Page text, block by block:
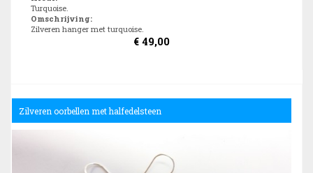
Turquoise.
Omschrijving:
Zilveren hanger met turquoise.
€ 49,00
Zilveren oorbellen met halfedelsteen